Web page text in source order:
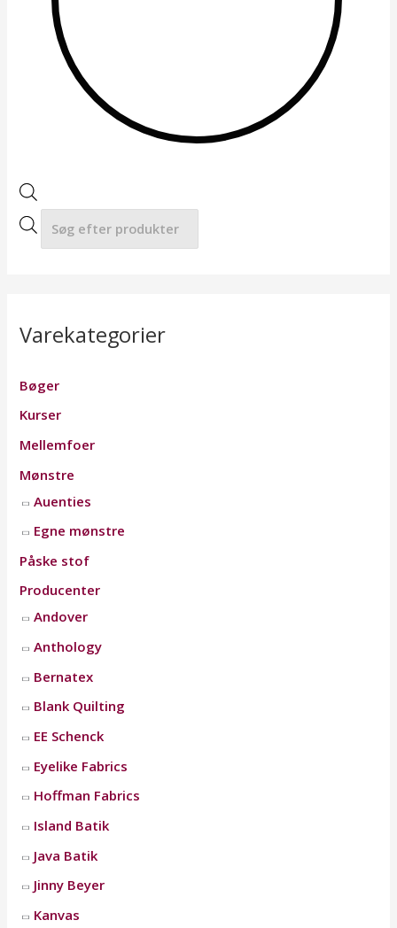
Varekategorier
Bøger
Kurser
Mellemfoer
Mønstre
Auenties
Egne mønstre
Påske stof
Producenter
Andover
Anthology
Bernatex
Blank Quilting
EE Schenck
Eyelike Fabrics
Hoffman Fabrics
Island Batik
Java Batik
Jinny Beyer
Kanvas